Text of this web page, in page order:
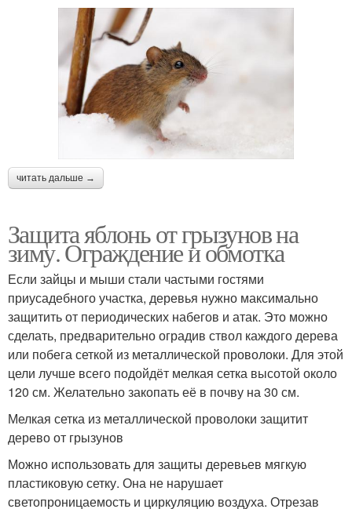
читать дальше →
Защита яблонь от грызунов на
зиму. Ограждение и обмотка
Если зайцы и мыши стали частыми гостями
приусадебного участка, деревья нужно максимально
защитить от периодических набегов и атак. Это можно
сделать, предварительно оградив ствол каждого дерева
или побега сеткой из металлической проволоки. Для этой
цели лучше всего подойдёт мелкая сетка высотой около
120 см. Желательно закопать её в почву на 30 см.
Мелкая сетка из металлической проволоки защитит
дерево от грызунов
Можно использовать для защиты деревьев мягкую
пластиковую сетку. Она не нарушает
светопроницаемость и циркуляцию воздуха. Отрезав